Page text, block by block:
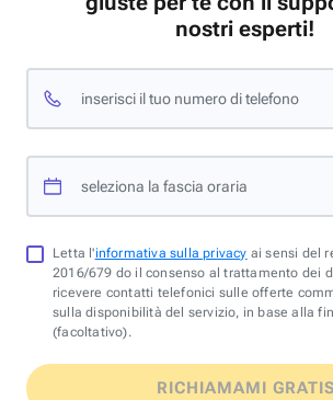
nostri esperti!
inserisci il tuo numero di telefono
seleziona la fascia oraria
Letta l'informativa sulla privacy ai sensi del
2016/679 do il consenso al trattamento dei
ricevere contatti telefonici sulle offerte
sulla disponibilità del servizio, in base alla
(facoltativo).
RICHIAMAMI GRATIS